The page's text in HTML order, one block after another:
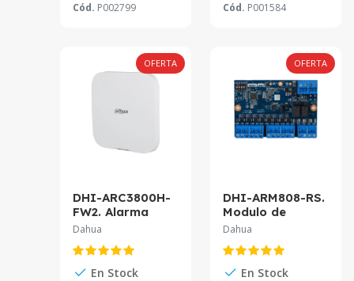
Cód. P002799 Cód. P001584
OFERTA
DHI-ARC3800H-
FW2. Alarma
Dahua
2 comunicación
bidireccional con
Dahua
En Stock
OFERTA
DHI-ARM808-RS.
Modulo de
expancion 8
Dahua
En Stock